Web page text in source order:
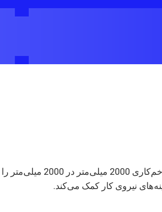
ماشین‌آلات ما مجهز به طراحی